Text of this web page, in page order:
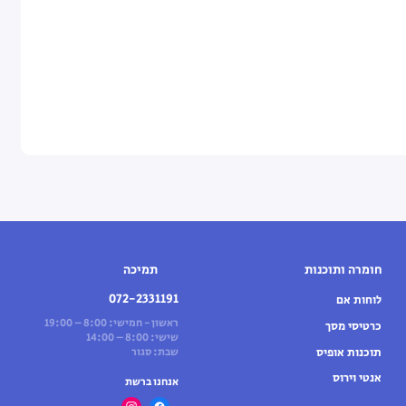
חומרה ותוכנות
לוחות אם
כרטיסי מסך
תוכנות אופיס
אנטי וירוס
תמיכה
072-2331191
ראשון - חמישי: 8:00 – 19:00
שישי: 8:00 – 14:00
שבת: סגור
אנחנו ברשת